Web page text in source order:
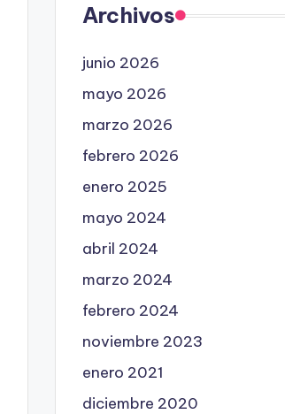
Archivos
junio 2026
mayo 2026
marzo 2026
febrero 2026
enero 2025
mayo 2024
abril 2024
marzo 2024
febrero 2024
noviembre 2023
enero 2021
diciembre 2020